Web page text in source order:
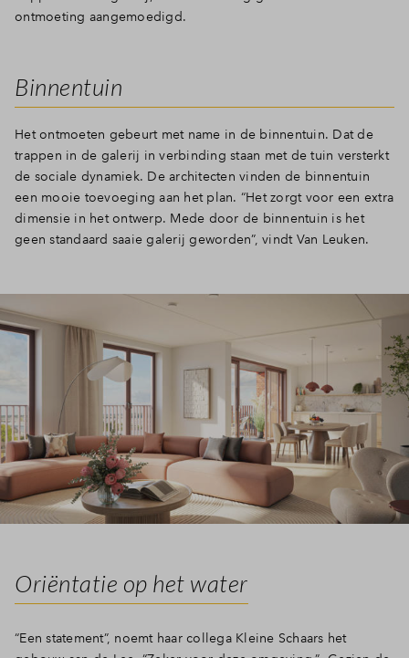
ontmoeting aangemoedigd.
Binnentuin
Het ontmoeten gebeurt met name in de binnentuin. Dat de
trappen in de galerij in verbinding staan met de tuin versterkt
de sociale dynamiek. De architecten vinden de binnentuin
een mooie toevoeging aan het plan. “Het zorgt voor een extra
dimensie in het ontwerp. Mede door de binnentuin is het
geen standaard saaie galerij geworden”, vindt Van Leuken.
Oriëntatie op het water
“Een statement”, noemt haar collega Kleine Schaars het